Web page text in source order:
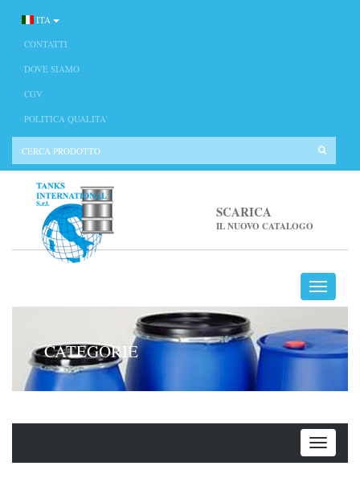
ITA
CONTATTI
DOVE SIAMO
CGV
POLITICA QUALITA’
SCARICA
IL NUOVO CATALOGO
CATEGORIE